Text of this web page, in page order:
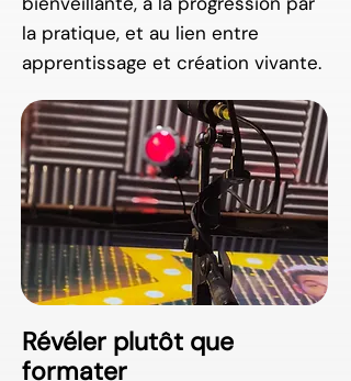
la pratique, et au lien entre
apprentissage et création vivante.
Révéler plutôt que
formater